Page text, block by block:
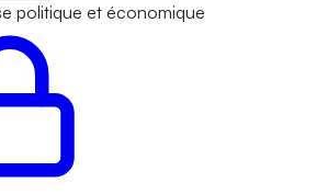
politique et économique